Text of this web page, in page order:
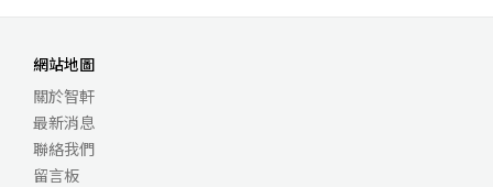
網站地圖
關於智軒
最新消息
聯絡我們
留言板